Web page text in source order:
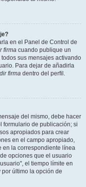
en el Panel de Control de
firma cuando publique un
sus mensajes activando
Para dejar de añadirla
firma dentro del perfil.
del mismo, debe hacer
formulario de publicación; si
apropiados para crear
en el campo apropiado,
en la correspondiente línea
opciones que el usuario
el tiempo límite en
último la opción de